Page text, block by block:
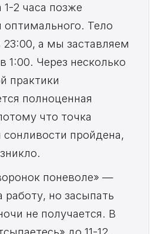
2 часа позже
оптимального. Тело
23:00, а мы заставляем
1:00. Через несколько
практики
полноценная
что точка
сонливости пройдена,
поневоле» —
работу, но засыпать
не получается. В